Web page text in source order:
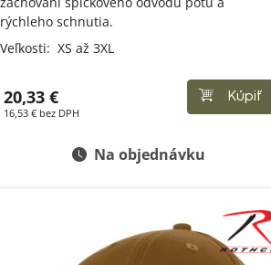
rýchleho schnutia.
Veľkosti: XS až 3XL
20,33 €
16,53 € bez DPH
Kúpiť
Na objednávku